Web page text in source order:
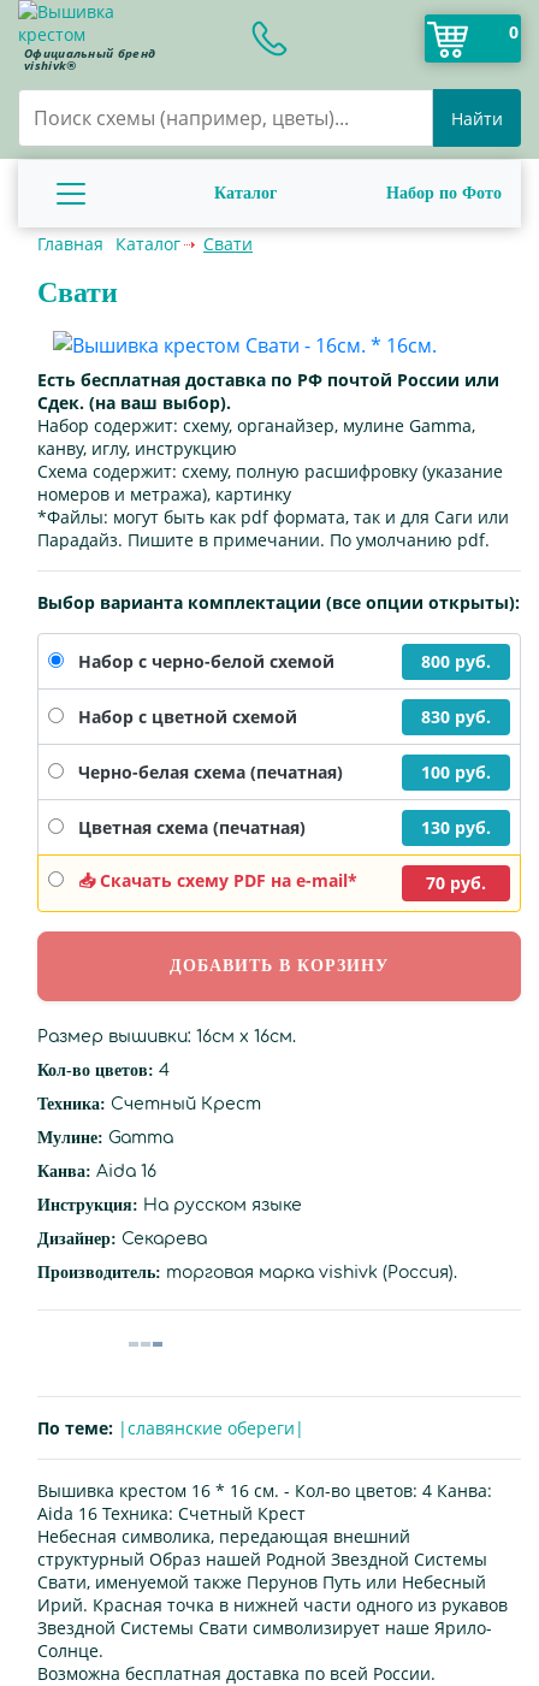
Официальный бренд
vishivk®
0
Найти
Каталог Набор по Фото
Главная Каталог Свати
Свати
Есть бесплатная доставка по РФ почтой России или
Сдек. (на ваш выбор).
Набор содержит: схему, органайзер, мулине Gamma,
канву, иглу, инструкцию
Схема содержит: схему, полную расшифровку (указание
номеров и метража), картинку
*Файлы: могут быть как pdf формата, так и для Саги или
Парадайз. Пишите в примечании. По умолчанию pdf.
Выбор варианта комплектации (все опции открыты):
Набор с черно-белой схемой 800 руб.
Набор с цветной схемой 830 руб.
Черно-белая схема (печатная) 100 руб.
Цветная схема (печатная) 130 руб.
📥 Скачать схему PDF на e-mail* 70 руб.
Размер вышивки: 16см х 16см.
Кол-во цветов: 4
Техника: Счетный Крест
Мулине: Gamma
Канва: Aida 16
Инструкция: На русском языке
Дизайнер: Секарева
Производитель: торговая марка vishivk (Россия).
По теме: |славянские обереги|
Вышивка крестом 16 * 16 см. - Кол-во цветов: 4 Канва:
Aida 16 Техника: Счетный Крест
Небесная символика, передающая внешний
структурный Образ нашей Родной Звездной Системы
Свати, именуемой также Перунов Путь или Небесный
Ирий. Красная точка в нижней части одного из рукавов
Звездной Системы Свати символизирует наше Ярило-
Солнце.
Возможна бесплатная доставка по всей России.